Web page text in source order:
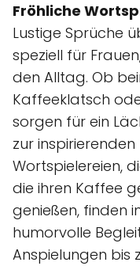
Fröhliche
Lustige Sprüche
speziell für
den Alltag. Ob
Kaffeeklatsch
sorgen für ein
zur
Wortspielereien,
die ihren Kaffee
genießen, finden
humorvolle
Anspielungen bis